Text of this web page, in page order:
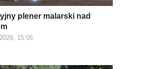
plener malarski nad
15:05